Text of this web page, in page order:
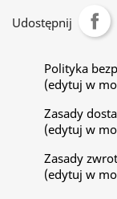
Udostępnij
Polityka
(edytuj w
Zasady
(edytuj w
Zasady
(edytuj w